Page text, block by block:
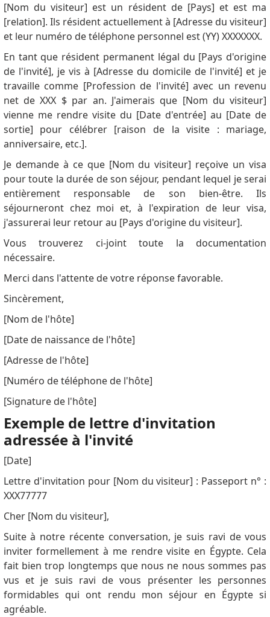
[Nom du visiteur] est un résident de [Pays] et est ma
[relation]. Ils résident actuellement à [Adresse du visiteur]
et leur numéro de téléphone personnel est (YY) XXXXXXX.
En tant que résident permanent légal du [Pays d'origine
de l'invité], je vis à [Adresse du domicile de l'invité] et je
travaille comme [Profession de l'invité] avec un revenu
net de XXX $ par an. J'aimerais que [Nom du visiteur]
vienne me rendre visite du [Date d'entrée] au [Date de
sortie] pour célébrer [raison de la visite : mariage,
anniversaire, etc.].
Je demande à ce que [Nom du visiteur] reçoive un visa
pour toute la durée de son séjour, pendant lequel je serai
entièrement responsable de son bien-être. Ils
séjourneront chez moi et, à l'expiration de leur visa,
j'assurerai leur retour au [Pays d'origine du visiteur].
Vous trouverez ci-joint toute la documentation
nécessaire.
Merci dans l'attente de votre réponse favorable.
Sincèrement,
[Nom de l'hôte]
[Date de naissance de l'hôte]
[Adresse de l'hôte]
[Numéro de téléphone de l'hôte]
[Signature de l'hôte]
Exemple de lettre d'invitation
adressée à l'invité
[Date]
Lettre d'invitation pour [Nom du visiteur] : Passeport n° :
XXX77777
Cher [Nom du visiteur],
Suite à notre récente conversation, je suis ravi de vous
inviter formellement à me rendre visite en Égypte. Cela
fait bien trop longtemps que nous ne nous sommes pas
vus et je suis ravi de vous présenter les personnes
formidables qui ont rendu mon séjour en Égypte si
agréable.